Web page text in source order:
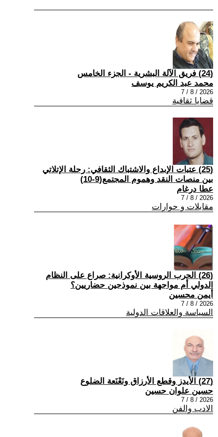
(24) فريق الآلة البشرية - الجزء الخامس
محمد عبد الكريم يوسف
2026 / 8 / 7
قضايا ثقافية
(25) عتبات الإبداع والاشتباك الثقافي: رحلة الإتلاتي
بين منصات النقد وهموم المجتمع(9-10)
عطا درغام
2026 / 8 / 7
مقابلات و حوارات
(26) الحرب الروسية الأوكرانية: صراع على النظام
الدولي أم مواجهة بين نموذجين حضاريين؟
أيمن محسين
2026 / 8 / 7
السياسة والعلاقات الدولية
(27) الأيدز وقطع الأرزاق ونَعْنَعة الضلوع
حسين علوان حسين
2026 / 8 / 7
الادب والفن